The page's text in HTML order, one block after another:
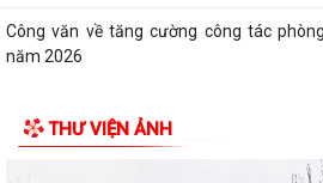
Công văn về tăng cường công tác
năm 2026
bỏ lĩnh vực hội nghị, hội thảo...
THƯ VIỆN ẢNH